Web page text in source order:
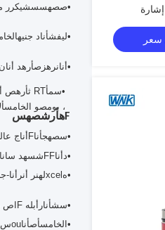
•صصهسسشيكرر
•ليفشأناد جنيه
•أنانر هز صأر هد أنان
•سمأRT ثأر هص أ
، بومصو الخامسأ
Fهأر شصهس
•سصهجأناF أناج
•دأنا FF شسهد سانا
•ه xcel لهنر أنر أنا-ج
•سشأنار أبله Fاص
•الخامسأصأناouس